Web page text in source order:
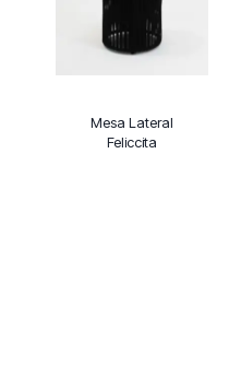
Mesa Lateral
Feliccita